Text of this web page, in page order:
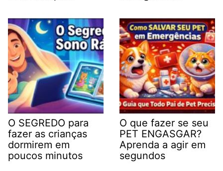
O SEGREDO para
fazer as crianças
dormirem em
poucos minutos
O que fazer se seu
PET ENGASGAR?
Aprenda a agir em
segundos